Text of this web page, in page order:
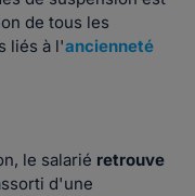
de tous les
liés à l'ancienneté
le salarié retrouve
d'une